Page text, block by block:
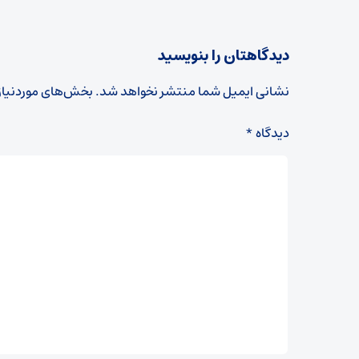
دیدگاهتان را بنویسید
نشانی ایمیل شما منتشر نخواهد شد.بخش‌های
دیدگاه*